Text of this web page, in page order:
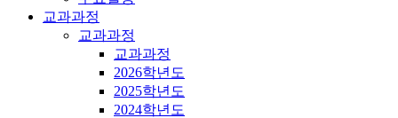
교과과정
교과과정
교과과정
2026학년도
2025학년도
2024학년도